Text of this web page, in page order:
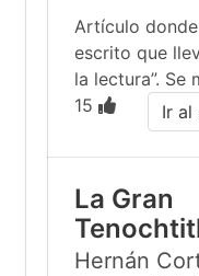
Artículo
escrito que
la lectura”. Se
15
Ir al
La Gran
Hernán